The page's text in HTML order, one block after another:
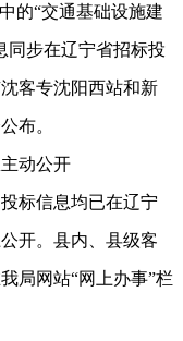
的“交通基础设施建
同步在辽宁省招标投
客专沈阳西站和新
布。
动公开
标信息均已在辽宁
开。县内、县级客
局网站“网上办事”栏